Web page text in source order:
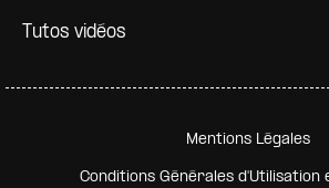
Tutos vidéos
Pied de page secondaire
Mentions Légales
Conditions Générales d'Utilisation